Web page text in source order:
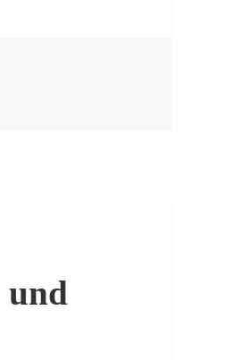
– Social Media und
und